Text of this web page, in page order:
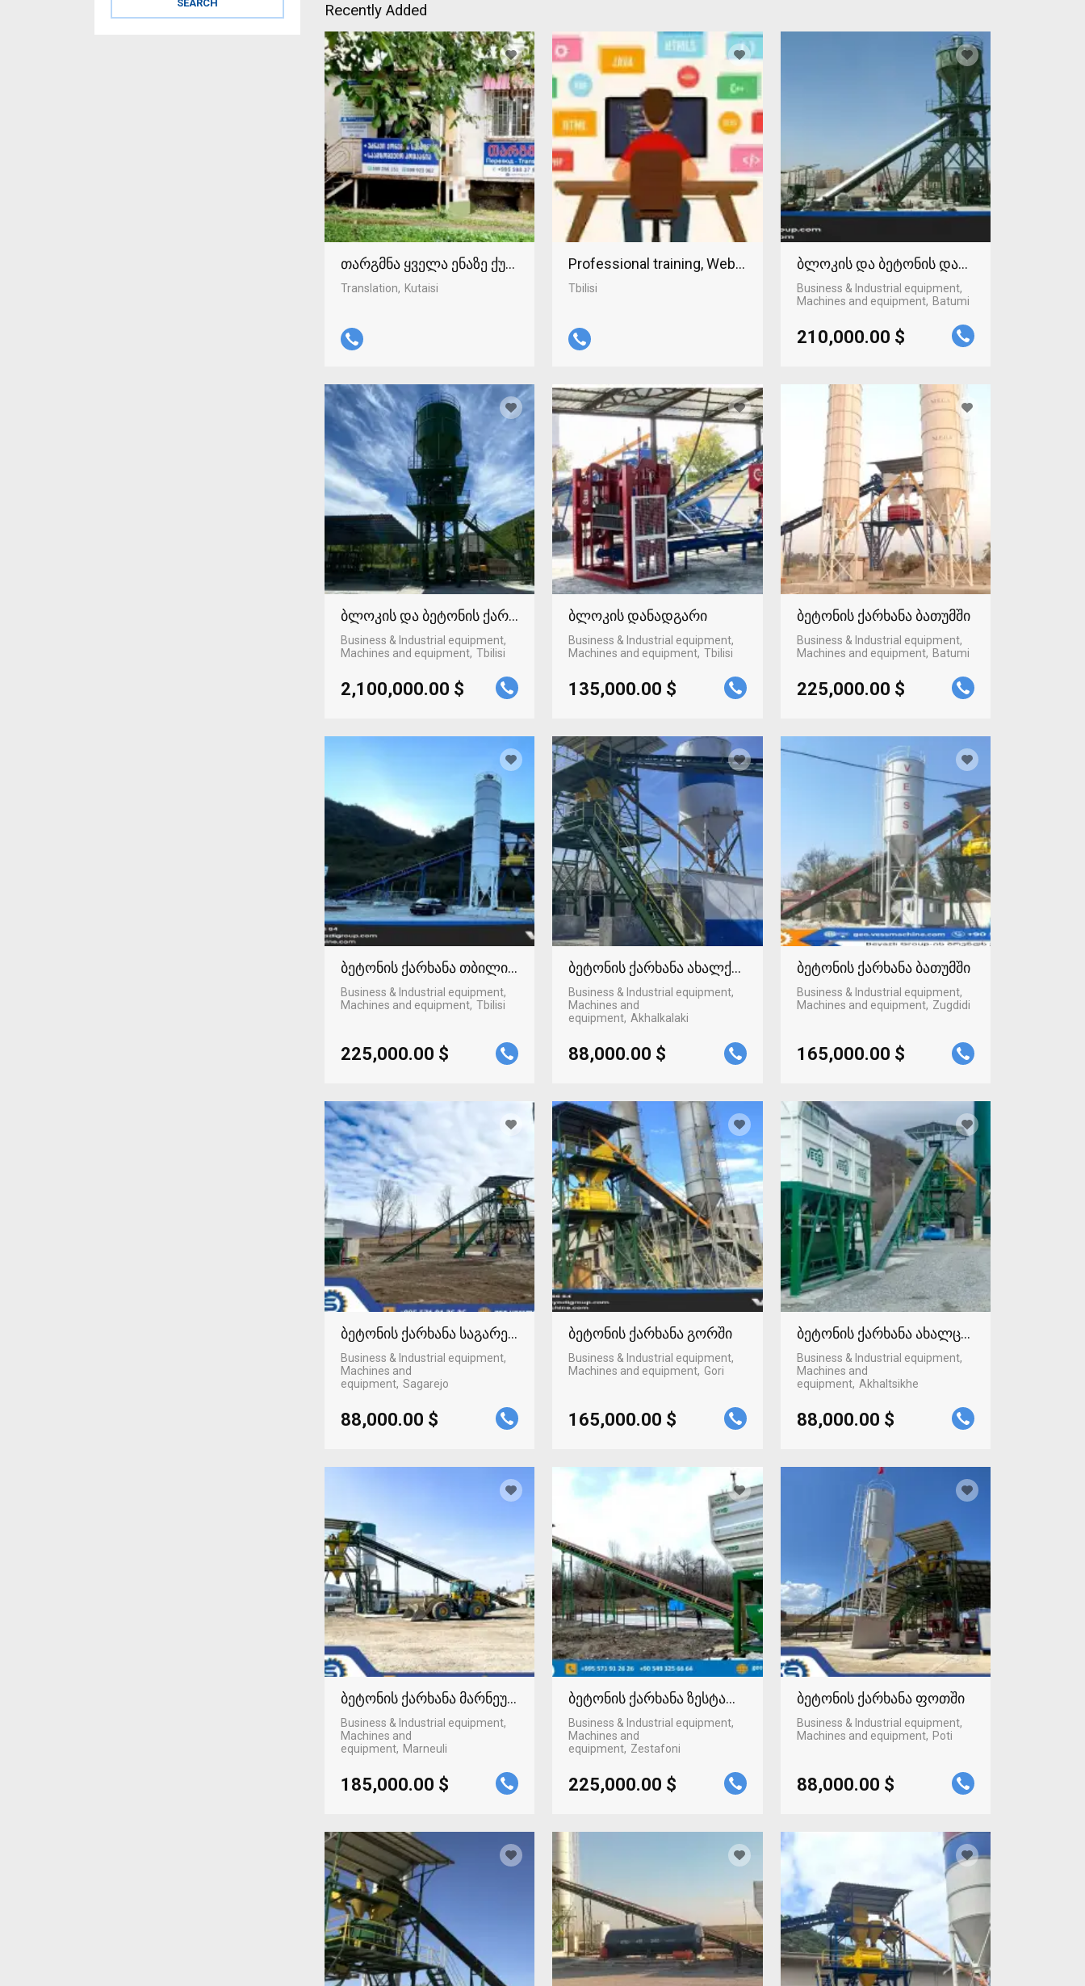
Recently Added
თარგმნა ყველა ენაზე ქუთაისში 598-37-96-93
Translation Kutaisi
Professional training, Web technologies
Tbilisi
ბლოკის და ბეტონის დანადგარი
Business & Industrial equipment,
Machines and equipment
Batumi
210,000.00 $
ბლოკის და ბეტონის ქარხანა
Business & Industrial equipment,
Machines and equipment Tbilisi
2,100,000.00 $
ბლოკის დანადგარი
Business & Industrial equipment,
Machines and equipment Tbilisi
135,000.00 $
ბეტონის ქარხანა ბათუმში
Business & Industrial equipment,
Machines and equipment
Batumi
225,000.00 $
ბეტონის ქარხანა თბილისში
Business & Industrial equipment,
Machines and equipment Tbilisi
225,000.00 $
ბეტონის ქარხანა ახალქალაქში
Business & Industrial equipment,
Machines and
equipment Akhalkalaki
88,000.00 $
ბეტონის ქარხანა ბათუმში
Business & Industrial equipment,
Machines and equipment Zugdidi
165,000.00 $
ბეტონის ქარხანა საგარეჯოში
Business & Industrial equipment,
Machines and
equipment Sagarejo
88,000.00 $
ბეტონის ქარხანა გორში
Business & Industrial equipment,
Machines and equipment Gori
165,000.00 $
ბეტონის ქარხანა ახალციხეში
Business & Industrial equipment,
Machines and
equipment Akhaltsikhe
88,000.00 $
ბეტონის ქარხანა მარნეულში
Business & Industrial equipment,
Machines and
equipment
Marneuli
185,000.00 $
ბეტონის ქარხანა ზესტაფონში
Business & Industrial equipment,
Machines and
equipment Zestafoni
225,000.00 $
ბეტონის ქარხანა ფოთში
Business & Industrial equipment,
Machines and equipment
Poti
88,000.00 $